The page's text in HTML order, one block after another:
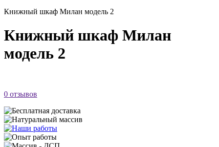
Книжный шкаф Милан модель 2
Книжный шкаф Милан
модель 2
0 отзывов